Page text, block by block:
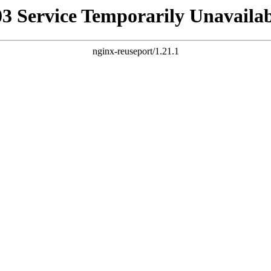
Service Temporarily
nginx-reuseport/1.21.1